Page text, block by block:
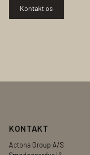
Kontakt os
KONTAKT
Actona Group A/S